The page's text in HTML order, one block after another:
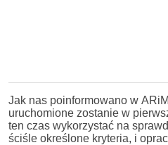
Jak nas poinformowano w
uruchomione zostanie w
ten czas wykorzystać na
ściśle określone kryteria, i